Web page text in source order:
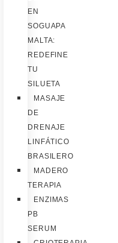
EN
SOGUAPA
MALTA:
REDEFINE
TU
SILUETA
MASAJE
DE
DRENAJE
LINFÁTICO
BRASILERO
MADERO
TERAPIA
ENZIMAS
PB
SERUM